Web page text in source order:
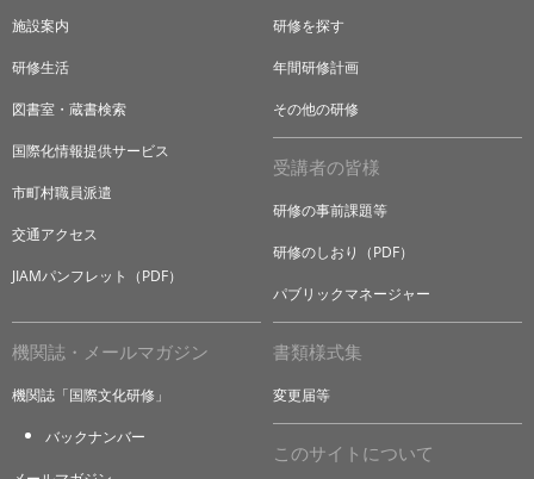
施設案内
研修生活
図書室・蔵書検索
国際化情報提供サービス
市町村職員派遣
交通アクセス
JIAMパンフレット（PDF）
研修を探す
年間研修計画
その他の研修
受講者の皆様
研修の事前課題等
研修のしおり（PDF）
パブリックマネージャー
機関誌・メールマガジン
機関誌「国際文化研修」
バックナンバー
書類様式集
変更届等
このサイトについて